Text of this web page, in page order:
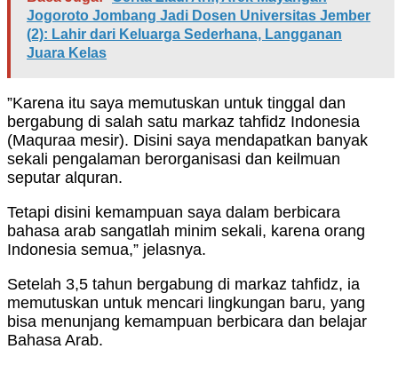
Jogoroto Jombang Jadi Dosen Universitas Jember
(2): Lahir dari Keluarga Sederhana, Langganan
Juara Kelas
”Karena itu saya memutuskan untuk tinggal dan
bergabung di salah satu markaz tahfidz Indonesia
(Maquraa mesir). Disini saya mendapatkan banyak
sekali pengalaman berorganisasi dan keilmuan
seputar alquran.
Tetapi disini kemampuan saya dalam berbicara
bahasa arab sangatlah minim sekali, karena orang
Indonesia semua,” jelasnya.
Setelah 3,5 tahun bergabung di markaz tahfidz, ia
memutuskan untuk mencari lingkungan baru, yang
bisa menunjang kemampuan berbicara dan belajar
Bahasa Arab.